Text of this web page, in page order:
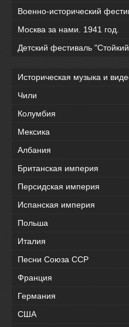
Военно-исторический
Москва за нами. 1941 год.
Детский фестиваль
Историческая музыка и
Чили
Колумбия
Мексика
Албания
Британская империя
Персидская империя
Испанская империя
Польша
Италия
Песни Союза ССР
Франция
Германия
США